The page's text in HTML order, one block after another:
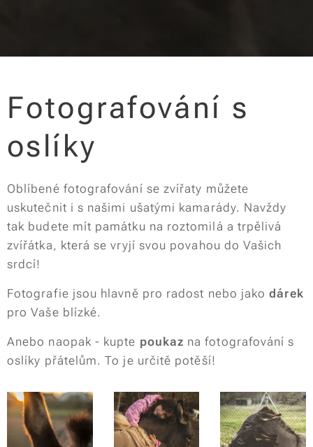
Fotografování s
oslíky
Oblíbené fotografování se zvířaty můžete
uskutečnit i s našimi ušatými kamarády. Navždy
tak budete mít památku na roztomilá a trpělivá
zvířátka, která se vryjí svou povahou do Vašich
srdcí!
Fotografie jsou hlavně pro radost nebo jakodárek
pro Vaše blízké.
Anebo naopak - kupte poukaz na fotografování s
oslíky přátelům. To je určitě potěší!